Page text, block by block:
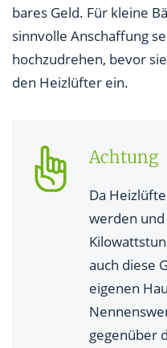
bares Geld. Für kleine
sinnvolle Anschaffung
hochzudrehen, bevor
den Heizlüfter ein.
Achtung
Da
werden
auch diese
eigenen
gegenüber